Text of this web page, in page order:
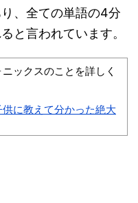
、全ての単語の4分
と言われています。
ックスのことを詳しく
に教えて分かった絶大